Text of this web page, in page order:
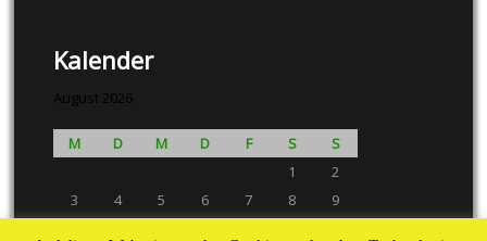
Kalender
August 2026
M D M D F S
S
1
2
3
4 5 6 7 8
9